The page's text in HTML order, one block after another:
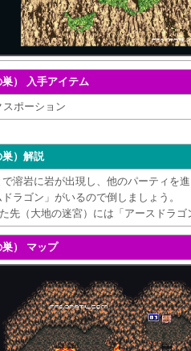
） 入手アイテム
スポーション
）解説
溶岩に岩が出現し、他のパーティを
ラゴン」がいるので倒しましょう。
先（大地の迷宮）には「アースドラゴ
） マップ